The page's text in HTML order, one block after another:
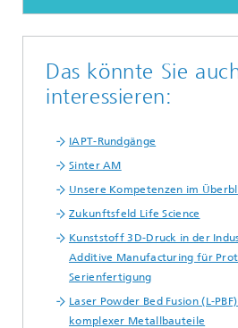
Das könnte Sie
interessieren:
IAPT-Rundgänge
Sinter AM
Unsere Kompetenzen im
Zukunftsfeld Life Science
Kunststoff 3D-Druck in der
Additive Manufacturing für
Serienfertigung
Laser Powder Bed Fusion (L-
komplexer Metallbauteile